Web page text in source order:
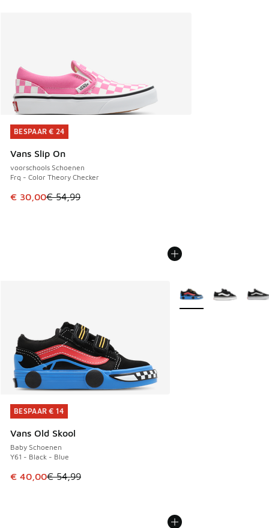
BESPAAR € 24
Vans Slip On
voorschools Schoenen
Frq - Color Theory Checker
Dit artikel is in de uitverkoop. Dit artikel is in de
€ 30,00€ 54,99
BESPAAR € 24
BESPAAR € 14
Vans Old Skool
Baby Schoenen
Y61 - Black - Blue
Dit artikel is in de uitverkoop. Dit artikel is in de
€ 40,00€ 54,99
BESPAAR € 14
Meer kleuren